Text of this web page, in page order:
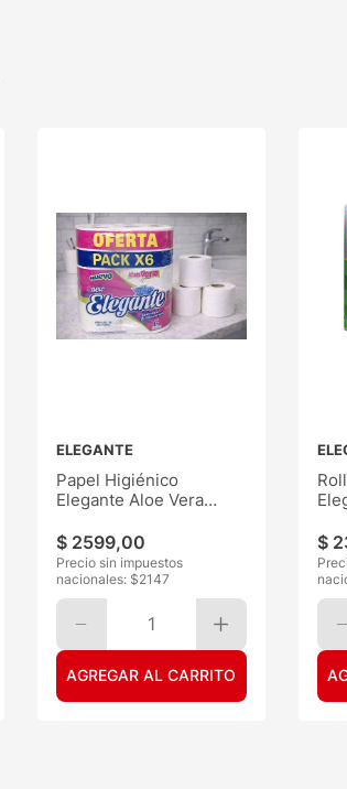
ELEGANTE
Papel Higiénico
Elegante Aloe Vera
$ 2599,00
Precio sin impuestos
nacionales: $2147
1
AGREGAR AL CARRITO
$